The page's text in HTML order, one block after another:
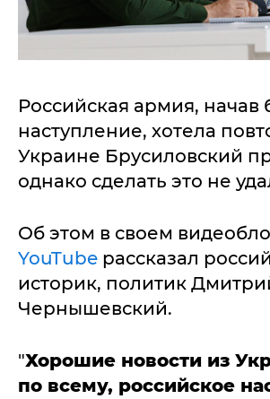
Российская армия, начав
наступление, хотела
Украине Брусиловский
однако сделать это не
Об этом в своем
YouTube рассказал
историк, политик
Чернышевский.
"Хорошие новости из
по всему, российское